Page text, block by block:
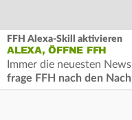
FFH Alexa-Skill aktivieren
ALEXA, ÖFFNE FFH
Immer die neuesten
frage FFH nach den